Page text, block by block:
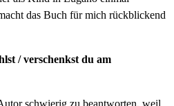
das Buch für mich rückblickend
/ verschenkst du am
schwierig zu beantworten, weil